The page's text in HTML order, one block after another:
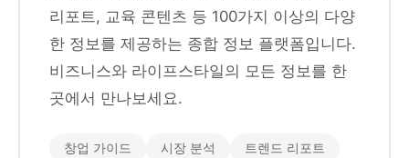
리포트, 교육 콘텐츠 등 100가지 이상의 다양
한 정보를 제공하는 종합 정보 플랫폼입니다.
비즈니스와 라이프스타일의 모든 정보를 한
곳에서 만나보세요.
창업 가이드 시장 분석 트렌드 리포트